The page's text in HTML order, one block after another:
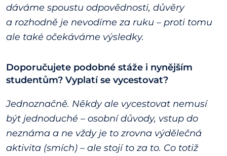
dáváme spoustu odpovědnosti, důvěry
a rozhodně je nevodíme za ruku – proti tomu
ale také očekáváme výsledky.
Doporučujete podobné stáže i nynějším
studentům? Vyplatí se vycestovat?
Jednoznačně. Někdy ale vycestovat nemusí
být jednoduché – osobní důvody, vstup do
neznáma a ne vždy je to zrovna výdělečná
aktivita (smích) – ale stojí to za to. Co totiž